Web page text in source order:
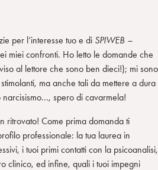
per l’interesse tuo e di SPIWEB –
miei confronti. Ho letto le domande che
al lettore che sono ben dieci!); mi sono
ma anche tali da mettere a dura
spero di cavarmela!
ritrovato! Come prima domanda ti
professionale: la tua laurea in
i tuoi primi contatti con la psicoanalisi,
clinico, ed infine, quali i tuoi impegni